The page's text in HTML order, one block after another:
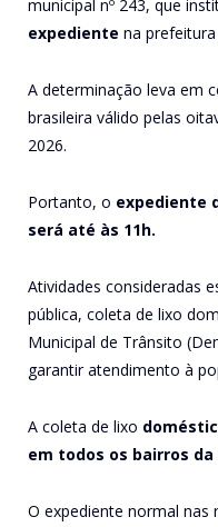
municipal nº 243, que
expediente na
A determinação leva em
brasileira válido pelas
2026.
Portanto, o expediente
será até às 11h.
Atividades consideradas
pública, coleta de lixo
Municipal de Trânsito
garantir atendimento à
A coleta de lixo
em todos os bairros da
O expediente normal nas